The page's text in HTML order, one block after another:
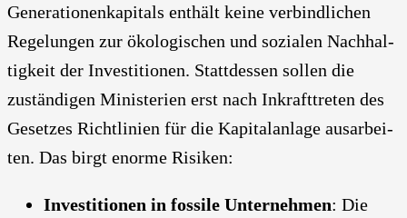
Gene­ra­tio­nen­ka­pi­tals ent­hält kei­ne ver­bind­li­chen
Rege­lun­gen zur öko­lo­gi­schen und sozia­len Nach­hal­
tig­keit der Inves­ti­tio­nen. Statt­des­sen sol­len die
zustän­di­gen Minis­te­ri­en erst nach Inkraft­tre­ten des
Geset­zes Richt­li­ni­en für die Kapi­tal­an­la­ge aus­ar­bei­
ten. Das birgt enor­me Risi­ken:
Inves­ti­tio­nen in fos­si­le Unter­neh­men: Die